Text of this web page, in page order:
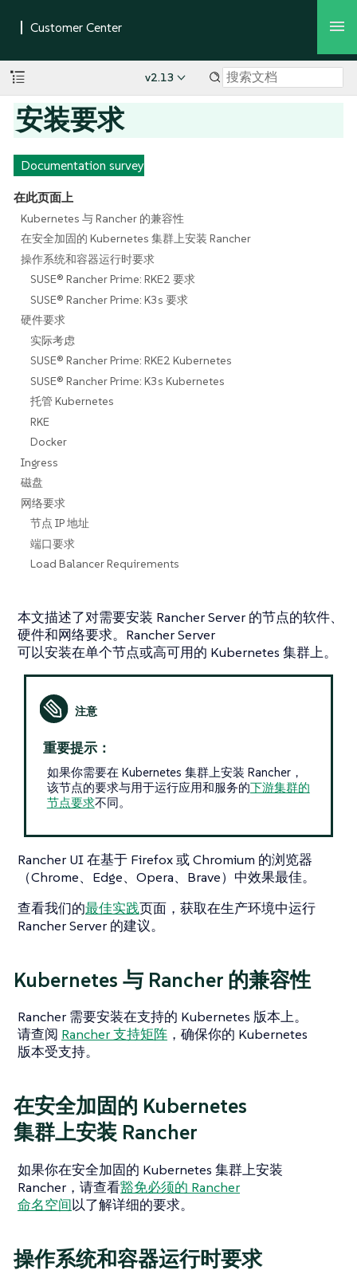
v2.13
安装要求
Documentation survey
在此页面上
Kubernetes 与 Rancher 的兼容性
在安全加固的 Kubernetes 集群上安装 Rancher
操作系统和容器运行时要求
SUSE® Rancher Prime: RKE2 要求
SUSE® Rancher Prime: K3s 要求
硬件要求
实际考虑
SUSE® Rancher Prime: RKE2 Kubernetes
SUSE® Rancher Prime: K3s Kubernetes
托管 Kubernetes
RKE
Docker
Ingress
磁盘
网络要求
节点 IP 地址
端口要求
Load Balancer Requirements
本文描述了对需要安装 Rancher Server 的节点的软件、
硬件和网络要求。Rancher Server
可以安装在单个节点或高可用的 Kubernetes 集群上。
重要提示：
如果你需要在 Kubernetes 集群上安装 Rancher，
该节点的要求与用于运行应用和服务的下游集群的
节点要求不同。
Rancher UI 在基于 Firefox 或 Chromium 的浏览器
（Chrome、Edge、Opera、Brave）中效果最佳。
查看我们的最佳实践页面，获取在生产环境中运行
Rancher Server 的建议。
Kubernetes 与 Rancher 的兼容性
Rancher 需要安装在支持的 Kubernetes 版本上。
请查阅 Rancher 支持矩阵 ，确保你的 Kubernetes
版本受支持。
在安全加固的 Kubernetes
集群上安装 Rancher
如果你在安全加固的 Kubernetes 集群上安装
Rancher，请查看豁免必须的 Rancher
命名空间以了解详细的要求。
操作系统和容器运行时要求